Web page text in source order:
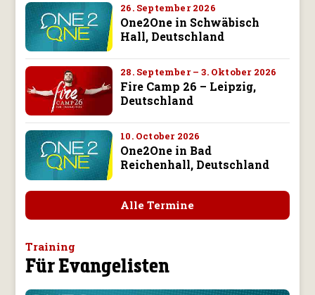
26. September 2026
One2One in Schwäbisch
Hall, Deutschland
28. September – 3. Oktober 2026
Fire Camp 26 – Leipzig,
Deutschland
10. October 2026
One2One in Bad
Reichenhall, Deutschland
Alle Termine
Training
Für Evangelisten